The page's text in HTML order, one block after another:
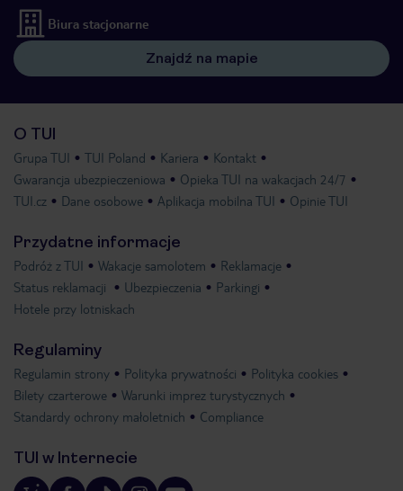
Biura stacjonarne
Znajdź na mapie
O TUI
Grupa TUI TUI Poland Kariera
Kontakt
Gwarancja ubezpieczeniowa
Opieka TUI na wakacjach 24/7
TUI.cz
Dane osobowe Aplikacja mobilna TUI Opinie TUI
Przydatne informacje
Podróż z TUI Wakacje samolotem
Reklamacje
Status reklamacji
Ubezpieczenia
Parkingi
Hotele przy lotniskach
Regulaminy
Regulamin strony Polityka prywatności
Polityka cookies
Bilety czarterowe
Warunki imprez turystycznych
Standardy ochrony małoletnich
Compliance
TUI w Internecie